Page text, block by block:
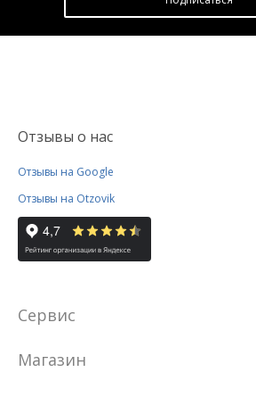
Отзывы о нас
Отзывы на Google
Отзывы на Otzovik
Сервис
Магазин